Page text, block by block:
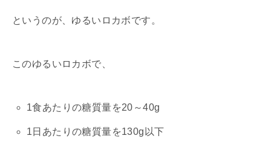
というのが、ゆるいロカボです。
このゆるいロカボで、
1食あたりの糖質量を20～40g
1日あたりの糖質量を130g以下